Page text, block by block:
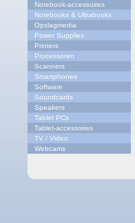
Notebook-accessoires
Notebooks & Ultrabooks
Opslagmedia
Power Supplies
Printers
Processoren
Scanners
Smartphones
Software
Soundcards
Speakers
Tablet PCs
Tablet-accessoires
TV / Video
Webcams